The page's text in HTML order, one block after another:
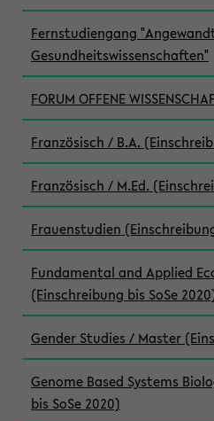
Fernstudiengang
Gesundheitswissenschaften"
FORUM OFFENE
Französisch / B.A.
Französisch / M.Ed.
Frauenstudien
Fundamental and Applied
(Einschreibung bis SoSe
Gender Studies / Master
Genome Based Systems
bis SoSe 2020)